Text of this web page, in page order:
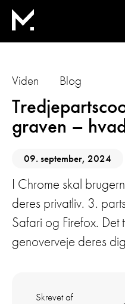
Viden Blog
graven –
09. september, 2024
I Chrome skal
deres privatliv. 3.
Safari og Firefox. Det
genoverveje deres
Skrevet af